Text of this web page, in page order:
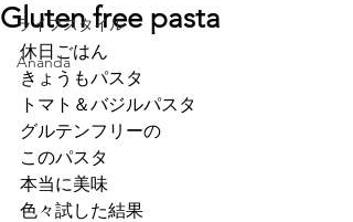
ライフスタイル
Ananda
Gluten free pasta
休日ごはん
きょうもパスタ
トマト＆バジルパスタ
グルテンフリーの
このパスタ
本当に美味
色々試した結果